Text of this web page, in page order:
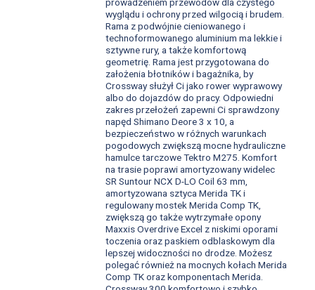
wyglądu i ochrony przed wilgocią i brudem.
Rama z podwójnie cieniowanego i
technoformowanego aluminium ma lekkie i
sztywne rury, a także komfortową
geometrię. Rama jest przygotowana do
założenia błotników i bagażnika, by
Crossway służył Ci jako rower wyprawowy
albo do dojazdów do pracy. Odpowiedni
zakres przełożeń zapewni Ci sprawdzony
napęd Shimano Deore 3 x 10, a
bezpieczeństwo w różnych warunkach
pogodowych zwiększą mocne hydrauliczne
hamulce tarczowe Tektro M275. Komfort
na trasie poprawi amortyzowany widelec
SR Suntour NCX D-LO Coil 63 mm,
amortyzowana sztyca Merida TK i
regulowany mostek Merida Comp TK,
zwiększą go także wytrzymałe opony
Maxxis Overdrive Excel z niskimi oporami
toczenia oraz paskiem odblaskowym dla
lepszej widoczności no drodze. Możesz
polegać również na mocnych kołach Merida
Comp TK oraz komponentach Merida.